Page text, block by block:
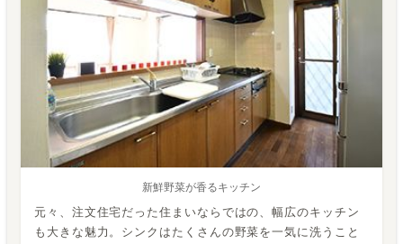
新鮮野菜が香るキッチン
元々、注文住宅だった住まいならではの、幅広のキッチン
も大きな魅力。シンクはたくさんの野菜を一気に洗うこと